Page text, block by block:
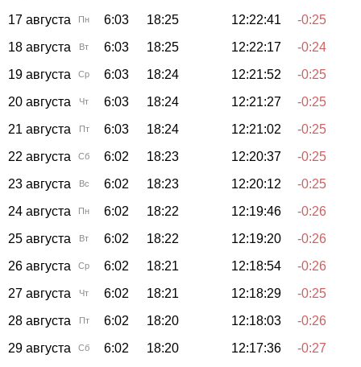
17 августа
Пн 6:03 18:25 12:22:41
-0:25
18 августа
Вт 6:03 18:25 12:22:17
-0:24
19 августа
Ср 6:03 18:24 12:21:52
-0:25
20 августа
Чт 6:03 18:24 12:21:27
-0:25
21 августа
Пт 6:03 18:24 12:21:02
-0:25
22 августа
Сб 6:02 18:23 12:20:37
-0:25
23 августа
Вс 6:02 18:23 12:20:12
-0:25
24 августа
Пн 6:02 18:22 12:19:46
-0:26
25 августа
Вт 6:02 18:22 12:19:20
-0:26
26 августа
Ср 6:02 18:21 12:18:54
-0:26
27 августа
Чт 6:02 18:21 12:18:29
-0:25
28 августа
Пт 6:02 18:20 12:18:03
-0:26
29 августа
Сб 6:02 18:20 12:17:36 -0:27